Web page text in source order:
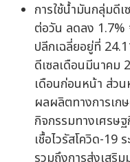
การใช้น้ำมันกลุ่มดี
ต่อวัน ลดลง 1.7%
ปลีกเฉลี่ยอยู่ที่
ดีเซลเดือนมีนาคม
เดือนก่อนหน้า ส่วน
ผลผลิตทางการเ
กิจกรรมทางเศรษ
เชื้อไวรัสโควิด-19